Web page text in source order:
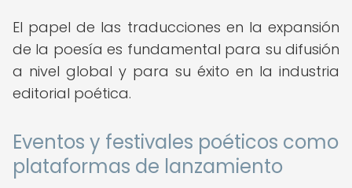
El papel de las traducciones en la expansión
de la poesía es fundamental para su difusión
a nivel global y para su éxito en la industria
editorial poética.
Eventos y festivales poéticos como
plataformas de lanzamiento